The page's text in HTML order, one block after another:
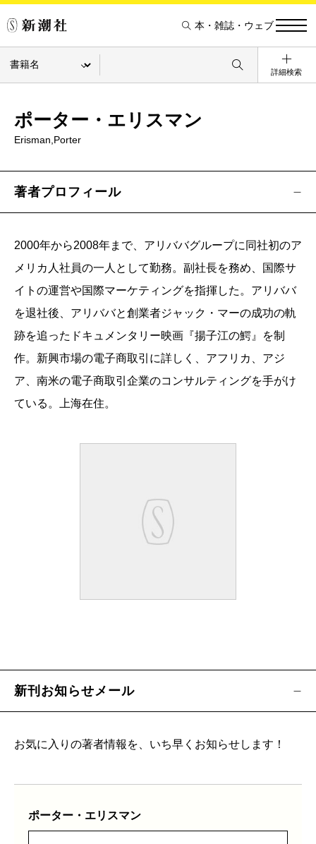
本・雑誌・ウェブ
詳細検索
ポーター・エリスマン
Erisman,Porter
著者プロフィール
2000年から2008年まで、アリババグループに同社初のア
メリカ人社員の一人として勤務。副社長を務め、国際サ
イトの運営や国際マーケティングを指揮した。アリババ
を退社後、アリババと創業者ジャック・マーの成功の軌
跡を追ったドキュメンタリー映画『揚子江の鰐』を制
作。新興市場の電子商取引に詳しく、アフリカ、アジ
ア、南米の電子商取引企業のコンサルティングを手がけ
ている。上海在住。
新刊お知らせメール
お気に入りの著者情報を、いち早くお知らせします！
ポーター・エリスマン